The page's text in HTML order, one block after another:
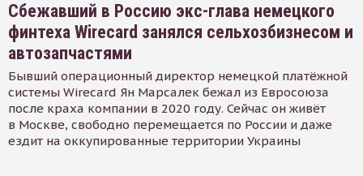
Сбежавший в Россию экс-глава немецкого
финтеха Wirecard занялся сельхозбизнесом и
автозапчастями
Бывший операционный директор немецкой платёжной
системы Wirecard Ян Марсалек бежал из Евросоюза
после краха компании в 2020 году. Сейчас он живёт
в Москве, свободно перемещается по России и даже
ездит на оккупированные территории Украины